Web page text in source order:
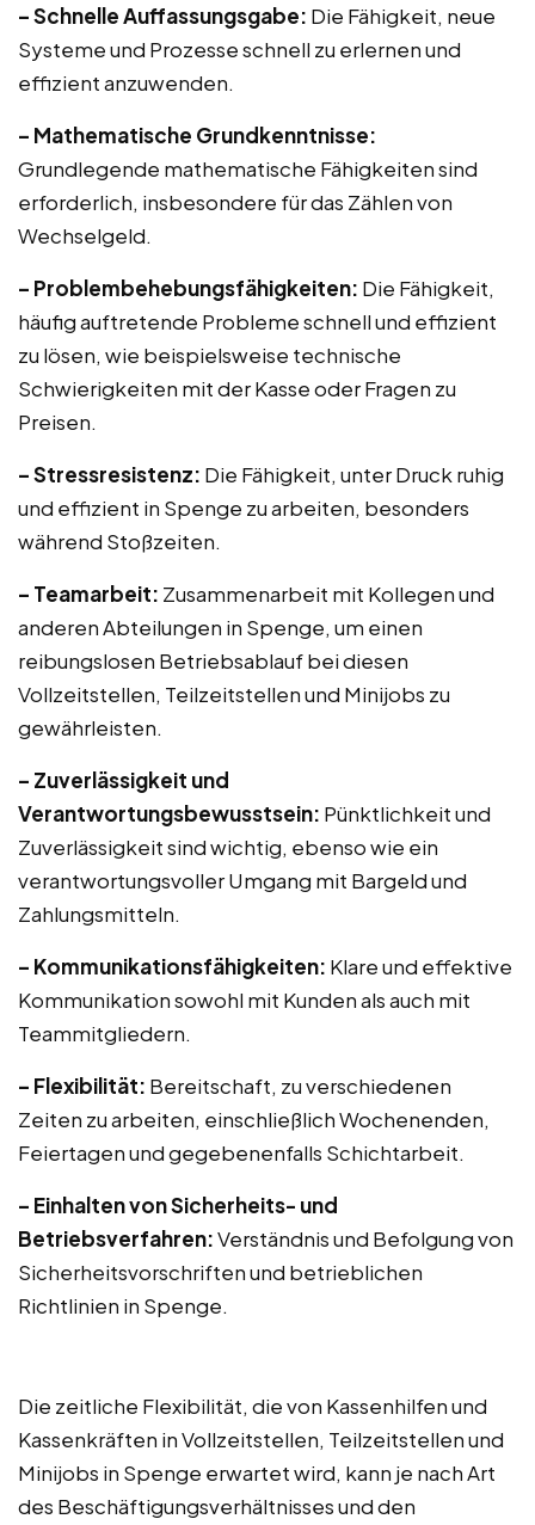
– Schnelle Auffassungsgabe: Die Fähigkeit, neue
Systeme und Prozesse schnell zu erlernen und
effizient anzuwenden.
– Mathematische Grundkenntnisse:
Grundlegende mathematische Fähigkeiten sind
erforderlich, insbesondere für das Zählen von
Wechselgeld.
– Problembehebungsfähigkeiten: Die Fähigkeit,
häufig auftretende Probleme schnell und effizient
zu lösen, wie beispielsweise technische
Schwierigkeiten mit der Kasse oder Fragen zu
Preisen.
– Stressresistenz: Die Fähigkeit, unter Druck ruhig
und effizient in Spenge zu arbeiten, besonders
während Stoßzeiten.
– Teamarbeit: Zusammenarbeit mit Kollegen und
anderen Abteilungen in Spenge, um einen
reibungslosen Betriebsablauf bei diesen
Vollzeitstellen, Teilzeitstellen und Minijobs zu
gewährleisten.
– Zuverlässigkeit und
Verantwortungsbewusstsein: Pünktlichkeit und
Zuverlässigkeit sind wichtig, ebenso wie ein
verantwortungsvoller Umgang mit Bargeld und
Zahlungsmitteln.
– Kommunikationsfähigkeiten: Klare und effektive
Kommunikation sowohl mit Kunden als auch mit
Teammitgliedern.
– Flexibilität: Bereitschaft, zu verschiedenen
Zeiten zu arbeiten, einschließlich Wochenenden,
Feiertagen und gegebenenfalls Schichtarbeit.
– Einhalten von Sicherheits- und
Betriebsverfahren:Verständnis und Befolgung von
Sicherheitsvorschriften und betrieblichen
Richtlinien in Spenge.
Die zeitliche Flexibilität, die von Kassenhilfen und
Kassenkräften in Vollzeitstellen, Teilzeitstellen und
Minijobs in Spenge erwartet wird, kann je nach Art
des Beschäftigungsverhältnisses und den